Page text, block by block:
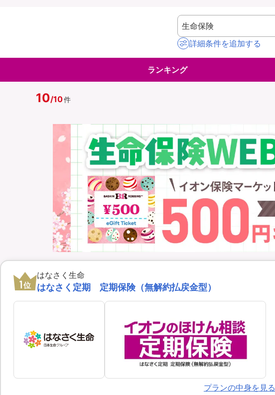
バイク保険
ペット保険
スマホ保険
イオンカード会員さま
専用保険（損害保険）
詳細条件を追加する
ランキング
10/10件
1位
はなさく生命
はなさく定期 定期保険（無解約払戻金型）
プランの中身を見る